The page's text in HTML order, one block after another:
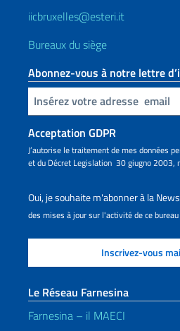
iicbruxelles@esteri.it
Bureaux du siège
Abonnez-vous à notre lettre
Insert your email
Acceptation GDPR
J’autorise le traitement de mes données
et du Décret Legislation 30 giugno 2003,
Oui, je souhaite m'abonner à la
des mises à jour sur l'activité de ce bureau
Le Réseau Farnesina
Farnesina – il MAECI